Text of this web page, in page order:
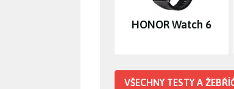
HONOR Watch 6
VŠECHNY TESTY A